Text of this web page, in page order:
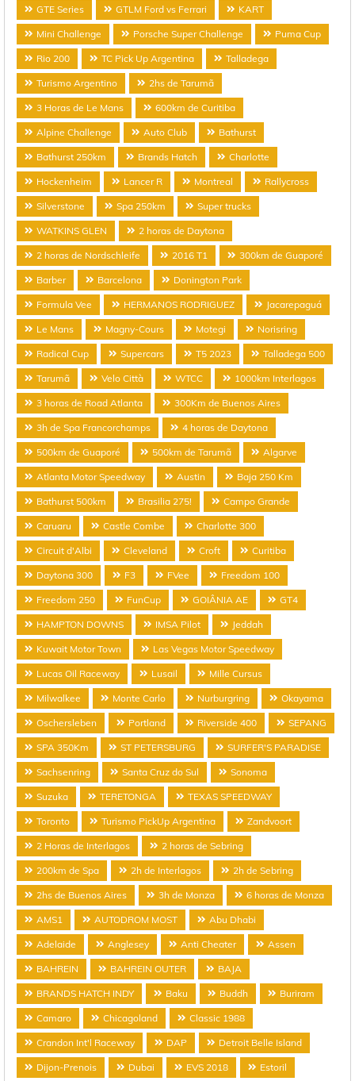
GTE Series GTLM Ford vs Ferrari KART
Mini Challenge Porsche Super Challenge Puma Cup
Rio 200 TC Pick Up Argentina Talladega
Turismo Argentino 2hs de Tarumã
3 Horas de Le Mans 600km de Curitiba
Alpine Challenge Auto Club Bathurst
Bathurst 250km Brands Hatch Charlotte
Hockenheim Lancer R Montreal Rallycross
Silverstone Spa 250km Super trucks
WATKINS GLEN 2 horas de Daytona
2 horas de Nordschleife 2016 T1 300km de Guaporé
Barber Barcelona Donington Park
Formula Vee HERMANOS RODRIGUEZ Jacarepaguá
Le Mans Magny-Cours Motegi Norisring
Radical Cup Supercars T5 2023 Talladega 500
Tarumã Velo Città WTCC 1000km Interlagos
3 horas de Road Atlanta 300Km de Buenos Aires
3h de Spa Francorchamps 4 horas de Daytona
500km de Guaporé 500km de Tarumã Algarve
Atlanta Motor Speedway Austin Baja 250 Km
Bathurst 500km Brasilia 275! Campo Grande
Caruaru Castle Combe Charlotte 300
Circuit d'Albi Cleveland Croft Curitiba
Daytona 300 F3 FVee Freedom 100
Freedom 250 FunCup GOIÂNIA AE GT4
HAMPTON DOWNS IMSA Pilot Jeddah
Kuwait Motor Town Las Vegas Motor Speedway
Lucas Oil Raceway Lusail Mille Cursus
Milwalkee Monte Carlo Nurburgring Okayama
Oschersleben Portland Riverside 400 SEPANG
SPA 350Km ST PETERSBURG SURFER'S PARADISE
Sachsenring Santa Cruz do Sul Sonoma
Suzuka TERETONGA TEXAS SPEEDWAY
Toronto Turismo PickUp Argentina Zandvoort
2 Horas de Interlagos 2 horas de Sebring
200km de Spa 2h de Interlagos 2h de Sebring
2hs de Buenos Aires 3h de Monza 6 horas de Monza
AMS1 AUTODROM MOST Abu Dhabi
Adelaide Anglesey Anti Cheater Assen
BAHREIN BAHREIN OUTER BAJA
BRANDS HATCH INDY Baku Buddh Buriram
Camaro Chicagoland Classic 1988
Crandon Int'l Raceway DAP Detroit Belle Island
Dijon-Prenois Dubai EVS 2018 Estoril